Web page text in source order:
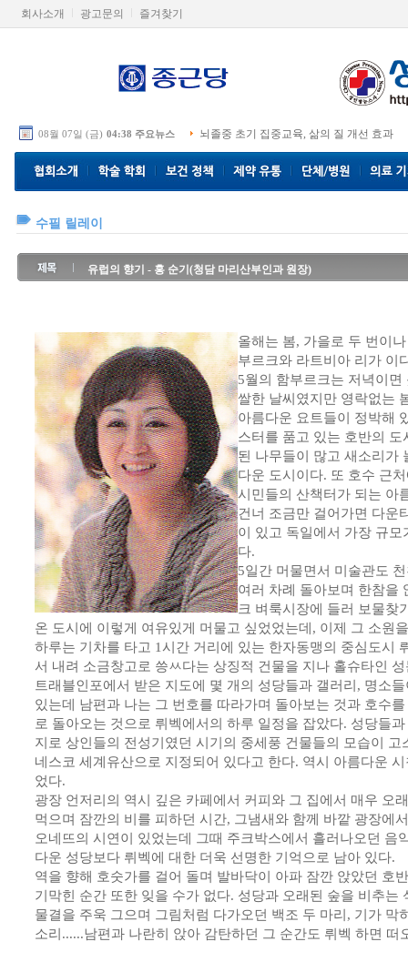
회사소개 광고문의 즐겨찾기
08월 07일 (금) 04:38 주요뉴스 추석 명절 의료기기 집중 점검
수필 릴레이
유럽의 향기 - 홍 순기(청담 마리산부인과 원장)
올해는 봄, 가을로 두 번이
부르크와 라트비아 리가 이
5월의 함부르크는 저녁이
쌀한 날씨였지만 영락없는
아름다운 요트들이 정박해
스터를 품고 있는 호반의
된 나무들이 많고 새소리가
다운 도시이다. 또 호수 근
시민들의 산책터가 되는 아
건너 조금만 걸어가면 다운
이 있고 독일에서 가장 규
다.
5일간 머물면서 미술관도
여러 차례 돌아보며 한참을
크 벼룩시장에 들러 보물찾
온 도시에 이렇게 여유있게 머물고 싶었었는데, 이제 그 소원
하루는 기차를 타고 1시간 거리에 있는 한자동맹의 중심도시
서 내려 소금창고로 씅ㅆ다는 상징적 건물을 지나 홀슈타인
트래블인포에서 받은 지도에 몇 개의 성당들과 갤러리, 명소
있는데 남편과 나는 그 번호를 따라가며 돌아보는 것과 호수
로 돌아오는 것으로 뤼벡에서의 하루 일정을 잡았다. 성당들
지로 상인들의 전성기였던 시기의 중세풍 건물들의 모습이 고
네스코 세계유산으로 지정되어 있다고 한다. 역시 아름다운
었다.
광장 언저리의 역시 깊은 카페에서 커피와 그 집에서 매우 오
먹으며 잠깐의 비를 피하던 시간, 그냄새와 함께 바깥 광장에
오네뜨의 시연이 있었는데 그때 주크박스에서 흘러나오던 음
다운 성당보다 뤼벡에 대한 더욱 선명한 기억으로 남아 있다.
역을 향해 호숫가를 걸어 돌며 발바닥이 아파 잠깐 앉았던 호
기막힌 순간 또한 잊을 수가 없다. 성당과 오래된 숲을 비추는
물결을 주욱 그으며 그림처럼 다가오던 백조 두 마리, 기가 막
소리......남편과 나란히 앉아 감탄하던 그 순간도 뤼벡 하면 떠